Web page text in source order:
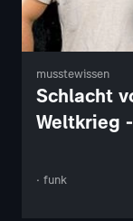
musstewissen
Schlacht
Weltkrieg
· funk